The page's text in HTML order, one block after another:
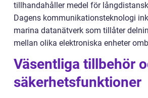
tillhandahåller medel för
Dagens kommunikationsteknologi
marina datanätverk som tillåter
mellan olika elektroniska enheter
Väsentliga tillbehör
säkerhetsfunktioner